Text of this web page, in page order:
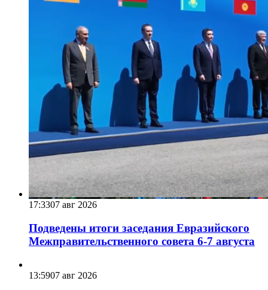
17:3307 авг 2026
Подведены итоги заседания Евразийского
Межправительственного совета 6-7 августа
13:5907 авг 2026